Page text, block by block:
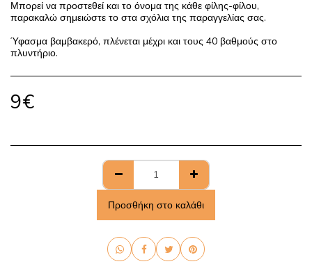
Μπορεί να προστεθεί και το όνομα της κάθε φίλης-φίλου,
παρακαλώ σημειώστε το στα σχόλια της παραγγελίας σας.
Ύφασμα βαμβακερό, πλένεται μέχρι και τους 40 βαθμούς στο
πλυντήριο.
9€
Προσθήκη στο καλάθι